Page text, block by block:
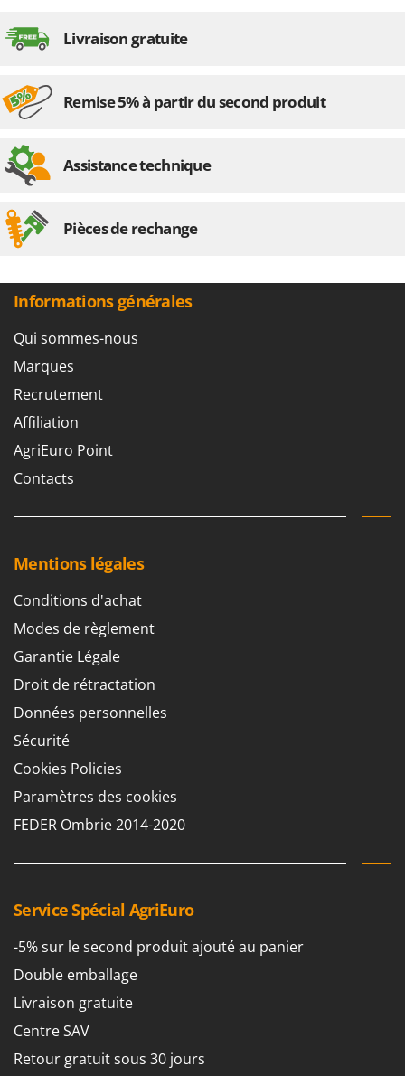
Livraison gratuite
Remise 5% à partir du second produit
Assistance technique
Pièces de rechange
Informations générales
Qui sommes-nous
Marques
Recrutement
Affiliation
AgriEuro Point
Contacts
Mentions légales
Conditions d'achat
Modes de règlement
Garantie Légale
Droit de rétractation
Données personnelles
Sécurité
Cookies Policies
Paramètres des cookies
FEDER Ombrie 2014-2020
Service Spécial AgriEuro
-5% sur le second produit ajouté au panier
Double emballage
Livraison gratuite
Centre SAV
Retour gratuit sous 30 jours